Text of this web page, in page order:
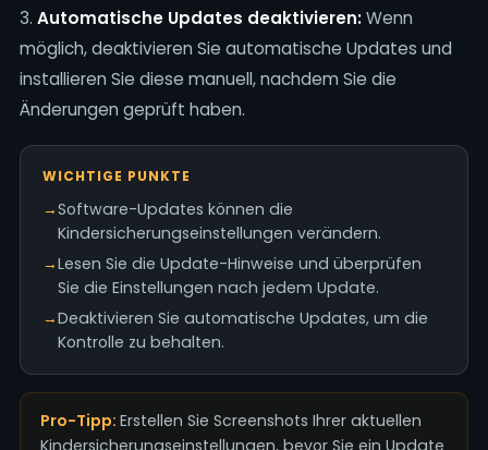
3. Automatische Updates deaktivieren:Wenn
möglich, deaktivieren Sie automatische Updates und
installieren Sie diese manuell, nachdem Sie die
Änderungen geprüft haben.
WICHTIGE PUNKTE
→Software-Updates können die
Kindersicherungseinstellungen verändern.
→Lesen Sie die Update-Hinweise und überprüfen
Sie die Einstellungen nach jedem Update.
→Deaktivieren Sie automatische Updates, um die
Kontrolle zu behalten.
Pro-Tipp: Erstellen Sie Screenshots Ihrer aktuellen
Kindersicherungseinstellungen, bevor Sie ein Update